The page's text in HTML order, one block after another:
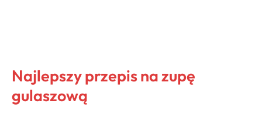
Najlepszy przepis na zupę
gulaszową